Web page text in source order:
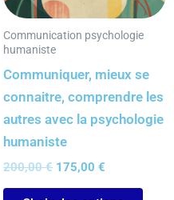
Communication psychologie
humaniste
Communiquer, mieux se
connaitre, comprendre les
autres avec la psychologie
humaniste
200,00€ 175,00 €
Les
être
page